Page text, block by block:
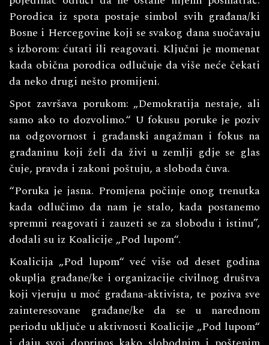
Porodica iz spota postaje simbol svih građana/ki
Bosne i Hercegovine koji se svakog dana suočavaju
s izborom: ćutati ili reagovati. Ključni je momenat
kada obična porodica odlučuje da više neće čekati
da neko drugi nešto promijeni.
Spot završava porukom: „Demokratija nestaje, ali
samo ako to dozvolimo.“ U fokusu poruke je poziv
na odgovornost i građanski angažman i fokus na
građaninu koji želi da živi u zemlji gdje se glas
čuje, pravda i zakoni poštuju, a sloboda čuva.
“Poruka je jasna. Promjena počinje onog trenutka
kada odlučimo da nam je stalo, kada postanemo
spremni reagovati i zauzeti se za slobodu i istinu”,
dodali su iz Koalicije „Pod lupom“.
Koalicija „Pod lupom“ već više od deset godina
okuplja građane/ke i organizacije civilnog društva
koji vjeruju u moć građana-aktivista, te poziva sve
zainteresovane građane/ke da se u narednom
periodu uključe u aktivnosti Koalicije „Pod lupom“